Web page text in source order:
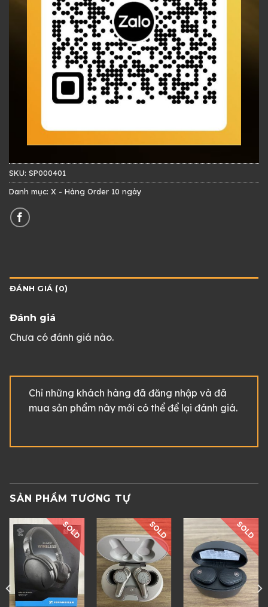
SKU: SP000401
Danh mục: X - Hàng Order 10 ngày
ĐÁNH GIÁ (0)
Đánh giá
Chưa có đánh giá nào.
Chỉ những khách hàng đã đăng nhập và đã
mua sản phẩm này mới có thể để lại đánh giá.
SẢN PHẨM TƯƠNG TỰ
SOLD SOLD SOLD